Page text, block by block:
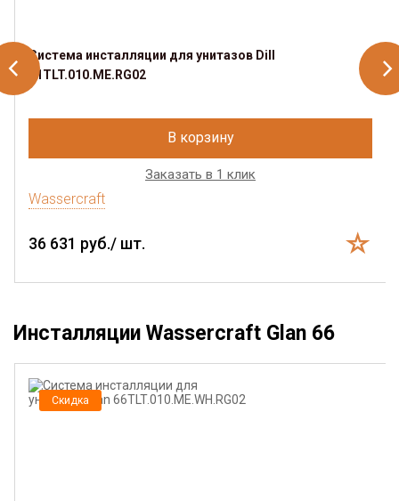
Система инсталляции для унитазов Dill
61TLT.010.ME.RG02
В корзину
Заказать в 1 клик
Wassercraft
36 631 руб./ шт.
Инсталляции Wassercraft Glan 66
Скидка